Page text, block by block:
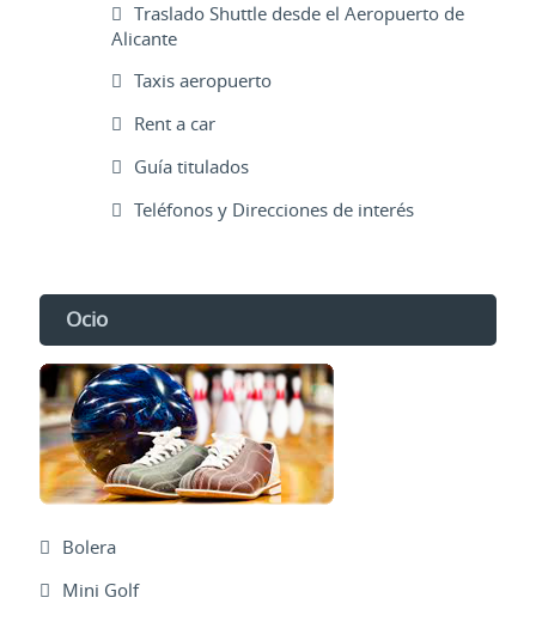
Traslado Shuttle desde el Aeropuerto de
Alicante
Taxis aeropuerto
Rent a car
Guía titulados
Teléfonos y Direcciones de interés
Ocio
Bolera
Mini Golf